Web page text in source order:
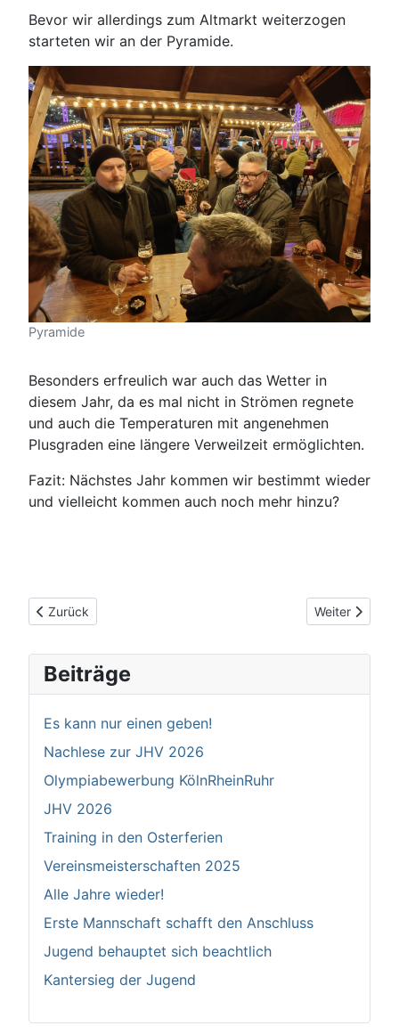
Bevor wir allerdings zum Altmarkt weiterzogen
starteten wir an der Pyramide.
Pyramide
Besonders erfreulich war auch das Wetter in
diesem Jahr, da es mal nicht in Strömen regnete
und auch die Temperaturen mit angenehmen
Plusgraden eine längere Verweilzeit ermöglichten.
Fazit: Nächstes Jahr kommen wir bestimmt wieder
und vielleicht kommen auch noch mehr hinzu?
Vorheriger Beitrag: Vereinsmeisterschaften 2025
Zurück Nächster
Weiter
Beiträge
Es kann nur einen geben!
Nachlese zur JHV 2026
Olympiabewerbung KölnRheinRuhr
JHV 2026
Training in den Osterferien
Vereinsmeisterschaften 2025
Alle Jahre wieder!
Erste Mannschaft schafft den Anschluss
Jugend behauptet sich beachtlich
Kantersieg der Jugend